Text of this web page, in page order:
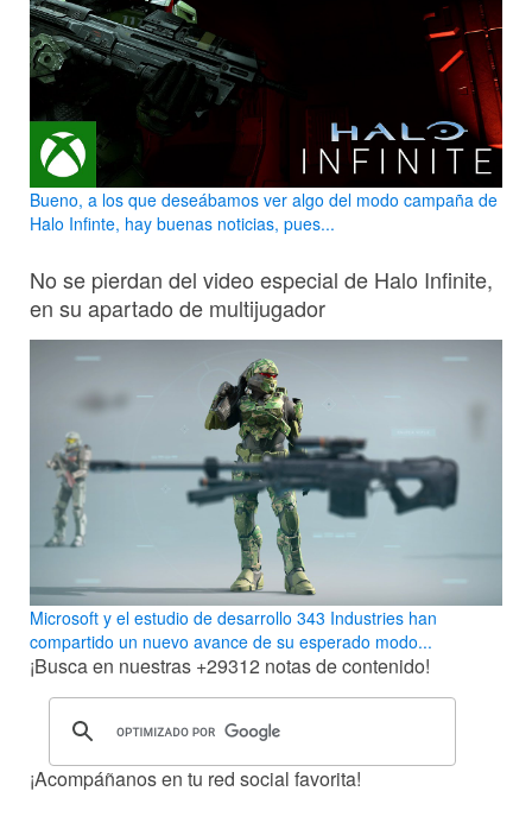
Bueno, a los que deseábamos ver algo del modo campaña de
Halo Infinte, hay buenas noticias, pues...
No se pierdan del video especial de Halo Infinite,
en su apartado de multijugador
Microsoft y el estudio de desarrollo 343 Industries han
compartido un nuevo avance de su esperado modo...
¡Busca en nuestras +29312 notas de contenido!
¡Acompáñanos en tu red social favorita!